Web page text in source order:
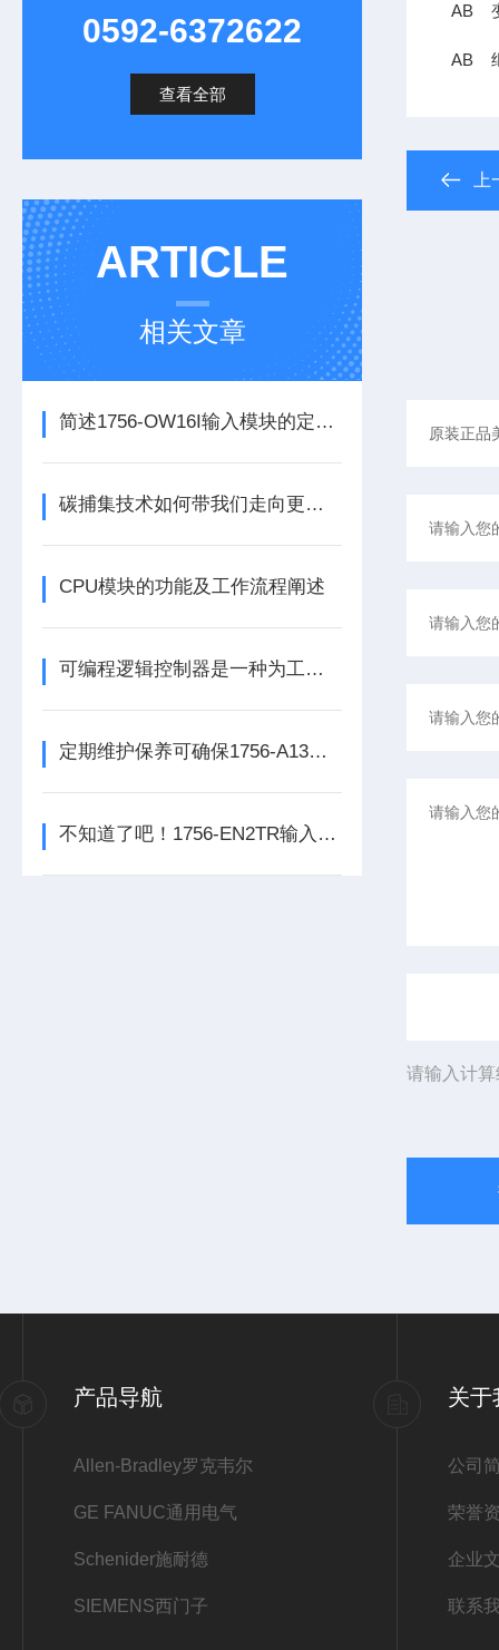
0592-6372622
查看全部
ARTICLE
相关文章
简述1756-OW16I输入模块的定期维护保养建议
碳捕集技术如何带我们走向更洁净的未来？
CPU模块的功能及工作流程阐述
可编程逻辑控制器是一种为工业环境设计的数字运算操作电子系统
定期维护保养可确保1756-A13数字量输出模块的正常运行
不知道了吧！1756-EN2TR输入模块是数控系统动力的保障
AB
AB
请输入计
产品导航
Allen-Bradley罗克韦尔
GE FANUC通用电气
Schenider施耐德
SIEMENS西门子
关于
公司
荣誉
企业
联系